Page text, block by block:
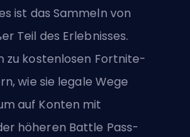
ist das Sammeln von
Teil des Erlebnisses.
zu kostenlosen Fortnite-
wie sie legale Wege
auf Konten mit
höheren Battle Pass-